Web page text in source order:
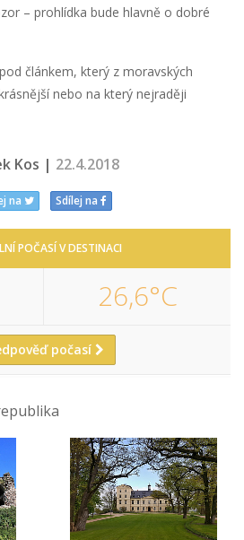
– prohlídka bude hlavně o dobré
článkem, který z moravských
nebo na který nejraději
Kos | 22.4.2018
na Sdílej na
POČASÍ V DESTINACI
26,6°C
počasí